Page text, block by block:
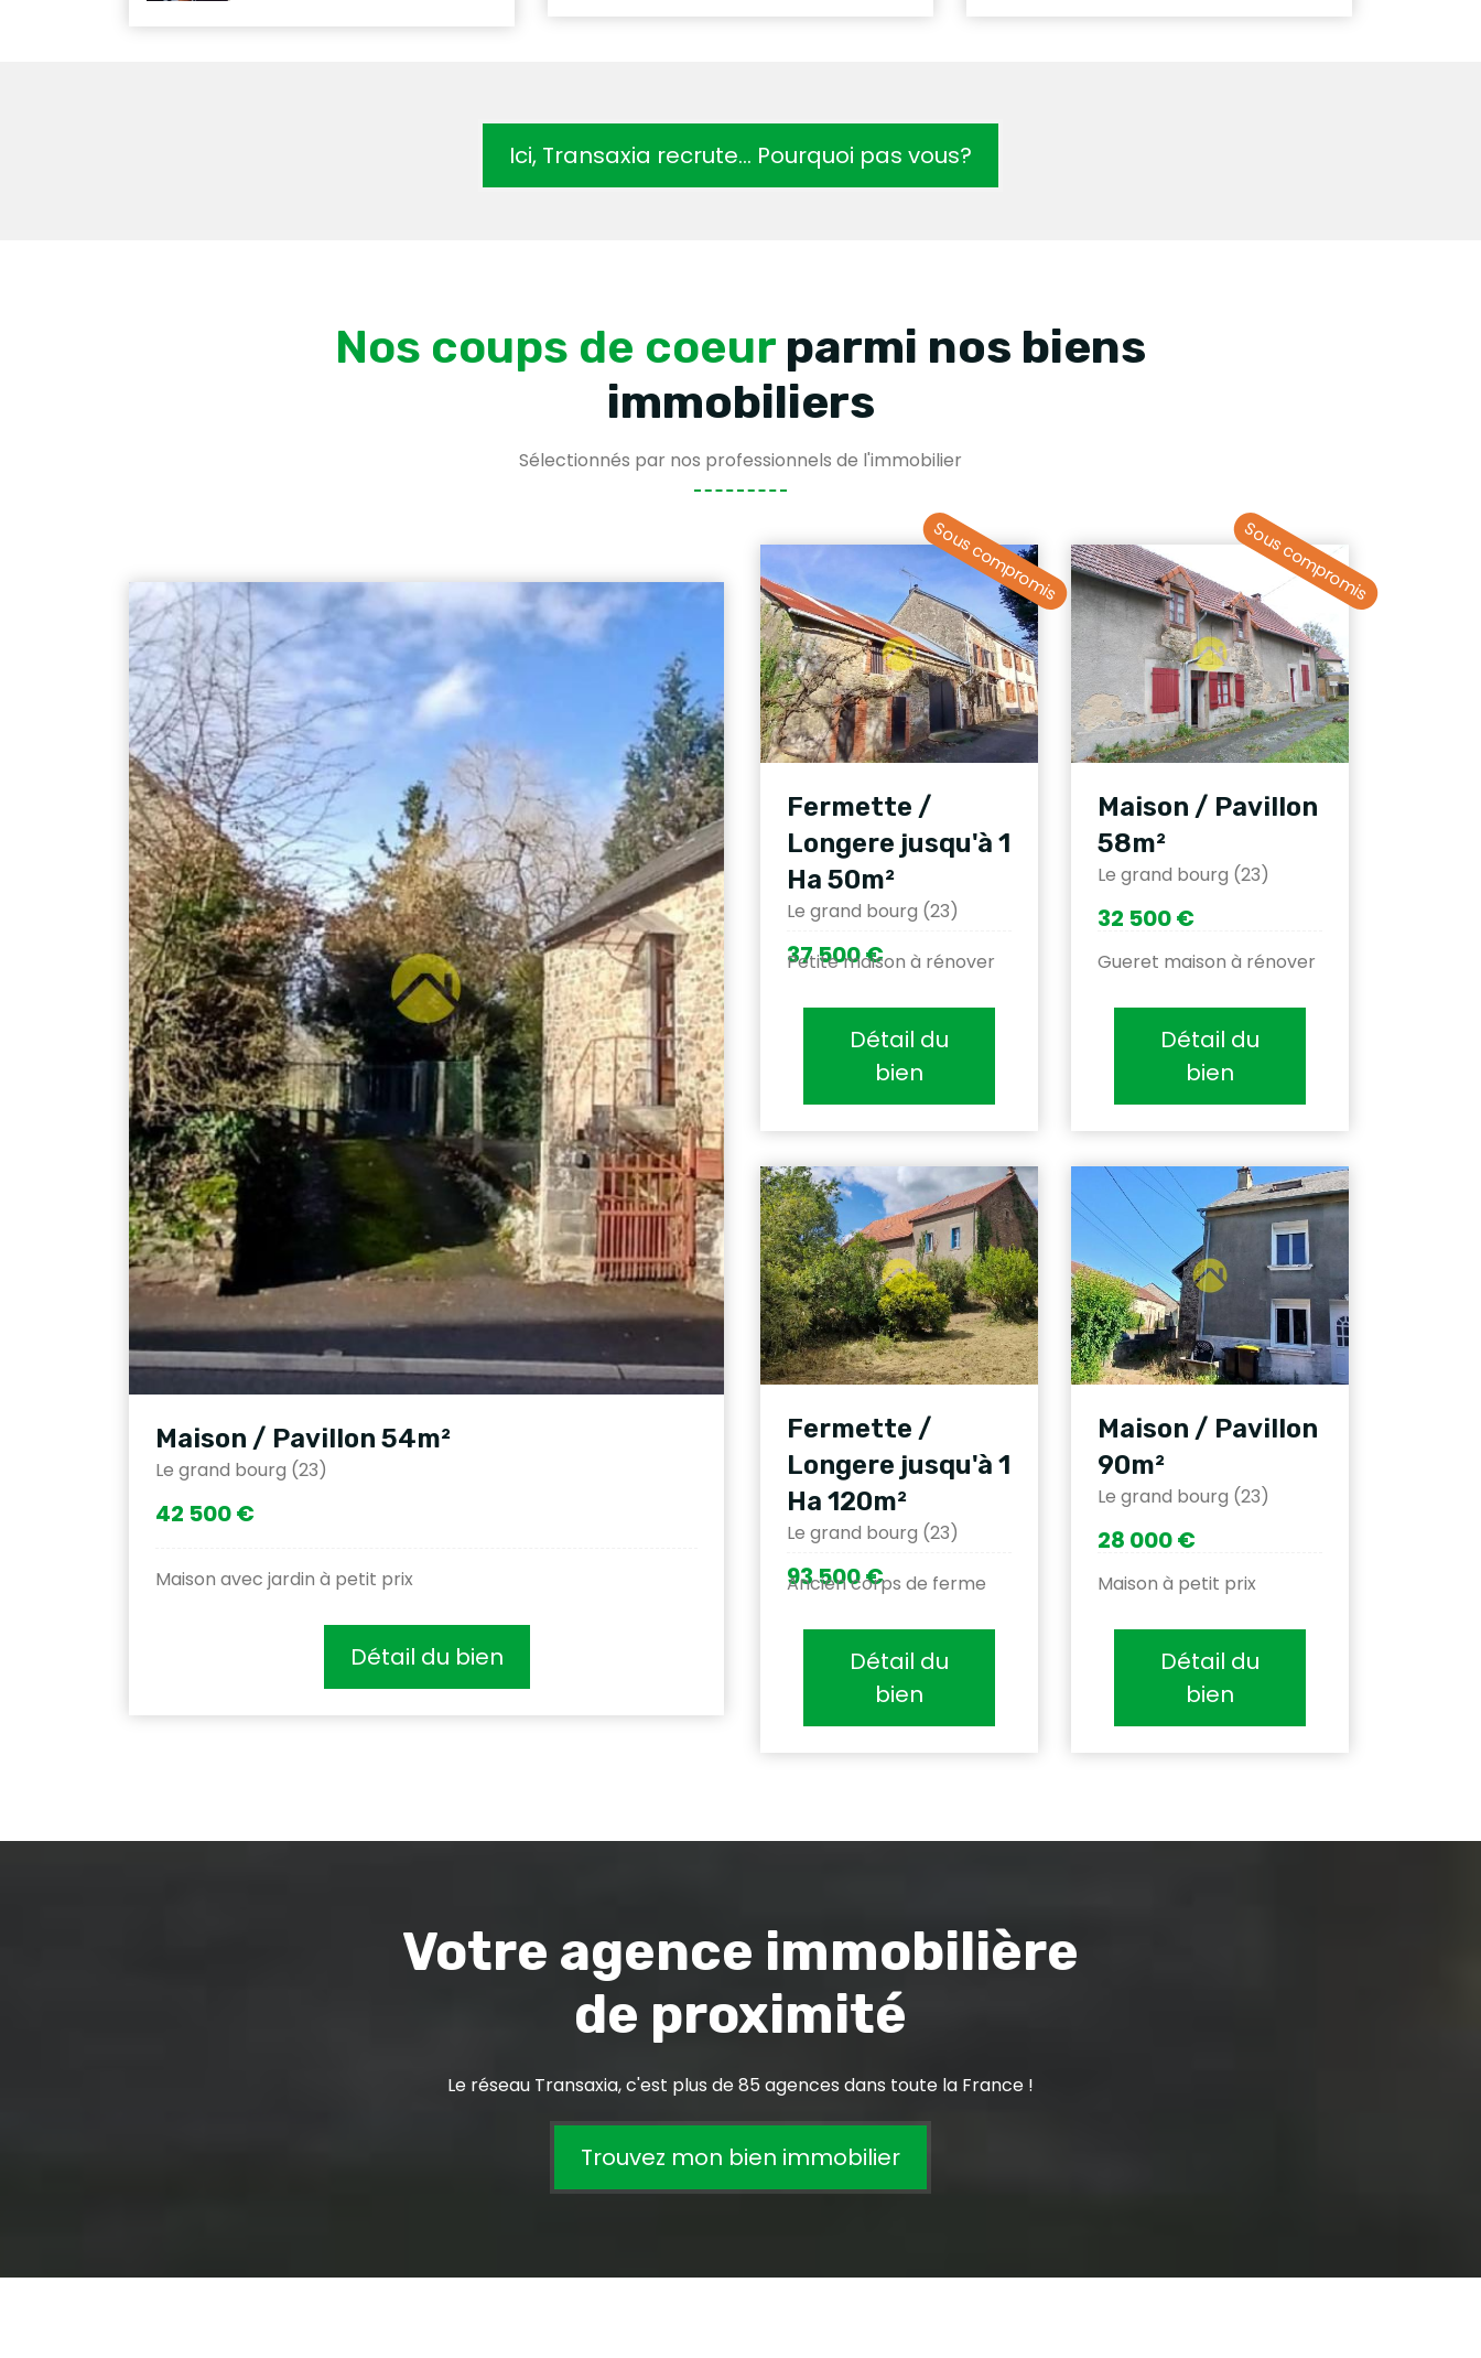
Ici, Transaxia recrute… Pourquoi pas vous?
Nos coups de coeur parmi nos biens
immobiliers
Sélectionnés par nos professionnels de l'immobilier
Maison / Pavillon 54m²
Le grand bourg (23)
42 500 €
Maison avec jardin à petit prix
Détail du bien
Sous compromis
Fermette /
Longere jusqu'à 1
Ha 50m²
Le grand bourg (23)
37 500 €
Petite maison à rénover
Détail du
bien
Sous compromis
Maison / Pavillon
58m²
Le grand bourg (23)
32 500 €
Gueret maison à rénover
Détail du
bien
Fermette /
Longere jusqu'à 1
Ha 120m²
Le grand bourg (23)
93 500 €
Ancien corps de ferme
Détail du
bien
Maison / Pavillon
90m²
Le grand bourg (23)
28 000 €
Maison à petit prix
Détail du
bien
Votre agence immobilière
de proximité
Le réseau Transaxia, c'est plus de 85 agences dans toute la France !
Trouvez mon bien immobilier